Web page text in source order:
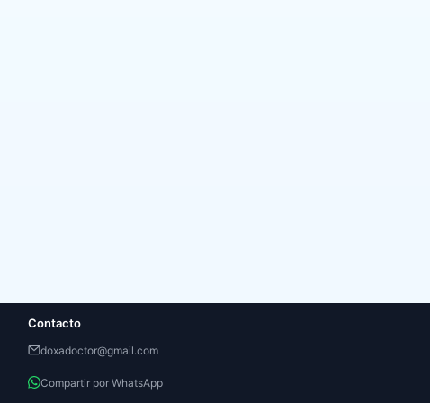
Contacto
doxadoctor@gmail.com
Compartir por WhatsApp